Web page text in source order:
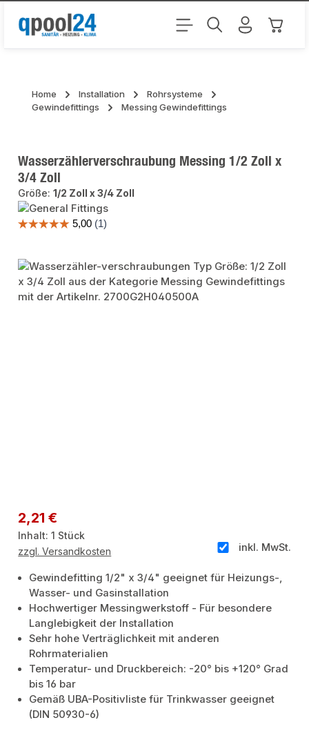
Zum Hauptinhalt springen
Home Installation
Rohrsysteme
Gewindefittings
Messing Gewindefittings
Wasserzählerverschraubung Messing 1/2 Zoll x
3/4 Zoll
Größe:1/2 Zoll x 3/4 Zoll
Bildergalerie überspringen
Regulärer Preis:
2,21 €
Inhalt:1 Stück
inkl. MwSt.
zzgl. Versandkosten
Gewindefitting 1/2" x 3/4" geeignet für Heizungs-,
Wasser- und Gasinstallation
Hochwertiger Messingwerkstoff - Für besondere
Langlebigkeit der Installation
Sehr hohe Verträglichkeit mit anderen
Rohrmaterialien
Temperatur- und Druckbereich: -20° bis +120° Grad
bis 16 bar
Gemäß UBA-Positivliste für Trinkwasser geeignet
(DIN 50930-6)